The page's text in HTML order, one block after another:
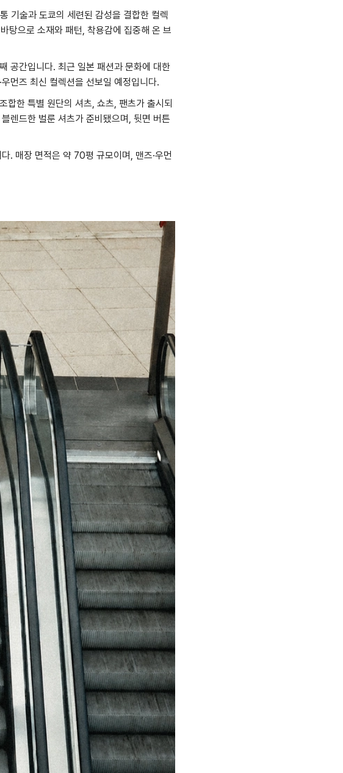
기술과 도쿄의 세련된 감성을 결합한 컬렉
탕으로 소재와 패턴, 착용감에 집중해 온 브
공간입니다. 최근 일본 패션과 문화에 대한
먼즈 최신 컬렉션을 선보일 예정입니다.
합한 특별 원단의 셔츠, 쇼츠, 팬츠가 출시되
렌드한 벌룬 셔츠가 준비됐으며, 뒷면 버튼
. 매장 면적은 약 70평 규모이며, 맨즈·우먼